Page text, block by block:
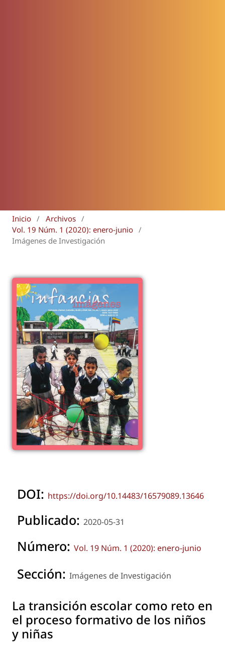
Inicio / Archivos /
Vol. 19 Núm. 1 (2020): enero-junio /
Imágenes de Investigación
DOI: https://doi.org/10.14483/16579089.13646
Publicado: 2020-05-31
Número: Vol. 19 Núm. 1 (2020): enero-junio
Sección: Imágenes de Investigación
La transición escolar como reto en
el proceso formativo de los niños
y niñas